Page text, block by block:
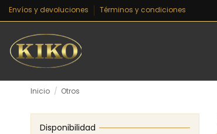
Envíos y devoluciones Términos y condiciones
Inicio Otros
Disponibilidad